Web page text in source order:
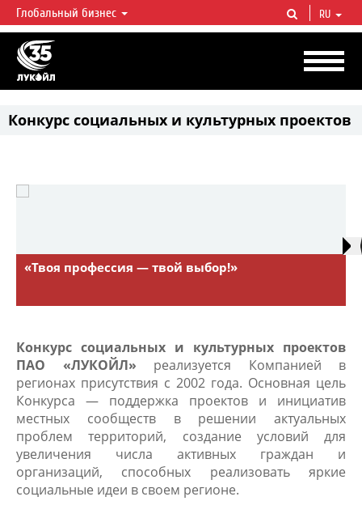
ЛУКОЙЛ СЕГОДНЯ
ЛУКОЙЛ — одна из крупнейших вертикально интегрированных
нефтегазовых компаний в мире, на долю которой приходится более 2%
мировой добычи нефти и около 1% доказанных запасов углеводородов.
Глобальный бизнес RU
Конкурс социальных и культурных проектов
идея — поддержка
«Твоя профессия — твой выбор!»
Конкурс социальных и культурных проектов
ПАО «ЛУКОЙЛ» реализуется Компанией в
регионах присутствия с 2002 года. Основная цель
Конкурса — поддержка проектов и инициатив
местных сообществ в решении актуальных
проблем территорий, создание условий для
увеличения числа активных граждан и
организаций, способных реализовать яркие
социальные идеи в своем регионе.